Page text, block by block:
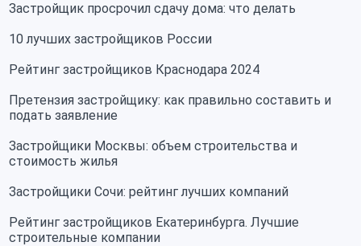
Застройщик просрочил сдачу дома: что делать
10 лучших застройщиков России
Рейтинг застройщиков Краснодара 2024
Претензия застройщику: как правильно составить и
подать заявление
Застройщики Москвы: объем строительства и
стоимость жилья
Застройщики Сочи: рейтинг лучших компаний
Рейтинг застройщиков Екатеринбурга. Лучшие
строительные компании